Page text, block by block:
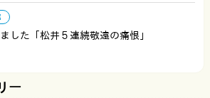
した「松井５連続敬遠の痛恨」
ー